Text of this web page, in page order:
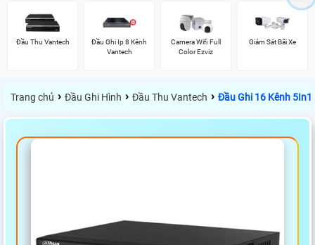
Đầu Thu Vantech
Đầu Ghi Ip 8 Kênh
Vantech
Camera Wifi Full
Color Ezviz
Giám Sát Bãi Xe
Trang chủ › Đầu Ghi Hình › Đầu Thu Vantech › Đầu Ghi 16 Kênh